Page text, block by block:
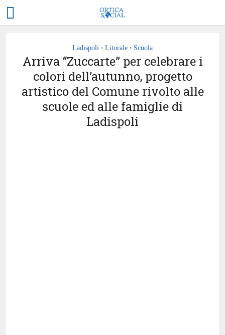
Ladispoli • Litorale • Scuola
Arriva “Zuccarte” per celebrare i
colori dell’autunno, progetto
artistico del Comune rivolto alle
scuole ed alle famiglie di
Ladispoli